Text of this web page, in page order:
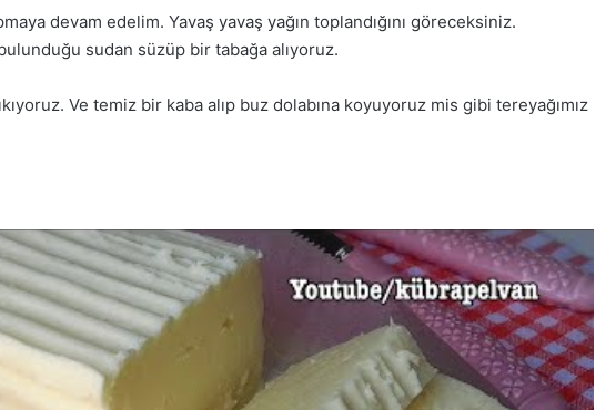
devam edelim. Yavaş yavaş yağın toplandığını göreceksiniz.
sudan süzüp bir tabağa alıyoruz.
Ve temiz bir kaba alıp buz dolabına koyuyoruz mis gibi tereyağımız